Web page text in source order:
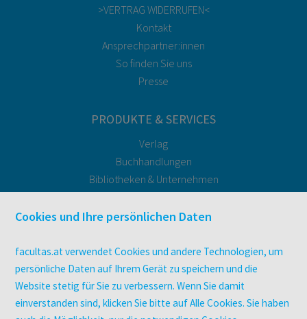
>VERTRAG WIDERRUFEN<
Kontakt
Ansprechpartner:innen
So finden Sie uns
Presse
PRODUKTE & SERVICES
Verlag
Buchhandlungen
Bibliotheken & Unternehmen
Druckerei facultas druckt.
Zeitschriften
Digitale Angebote
UNTERNEHMEN
Cookies und Ihre persönlichen Daten
facultas.at verwendet Cookies und andere Technologien, um
persönliche Daten auf Ihrem Gerät zu speichern und die
Website stetig für Sie zu verbessern. Wenn Sie damit
einverstanden sind, klicken Sie bitte auf Alle Cookies. Sie haben